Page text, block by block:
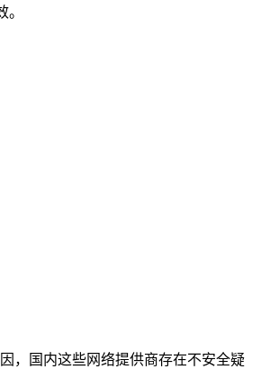
，国内这些网络提供商存在不安全疑